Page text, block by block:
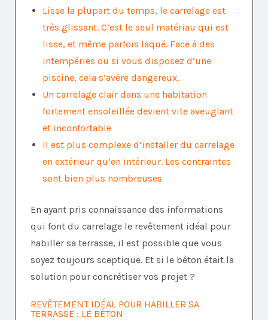
Lisse la plupart du temps, le carrelage est
très glissant. C’est le seul matériau qui est
lisse, et même parfois laqué. Face à des
intempéries ou si vous disposez d’une
piscine, cela s’avère dangereux.
Un carrelage clair dans une habitation
fortement ensoleillée devient vite aveuglant
et inconfortable
Il est plus complexe d’installer du carrelage
en extérieur qu’en intérieur. Les contraintes
sont bien plus nombreuses
En ayant pris connaissance des informations
qui font du carrelage le revêtement idéal pour
habiller sa terrasse, il est possible que vous
soyez toujours sceptique. Et si le béton était la
solution pour concrétiser vos projet ?
REVÊTEMENT IDÉAL POUR HABILLER SA
TERRASSE : LE BÉTON